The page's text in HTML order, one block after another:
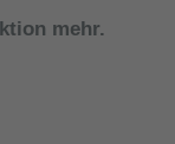
mehr.